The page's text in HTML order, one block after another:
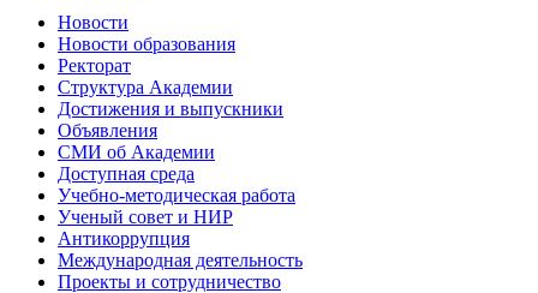
Новости
Новости образования
Ректорат
Структура Академии
Достижения и выпускники
Объявления
СМИ об Академии
Доступная среда
Учебно-методическая работа
Ученый совет и НИР
Антикоррупция
Международная деятельность
Проекты и сотрудничество